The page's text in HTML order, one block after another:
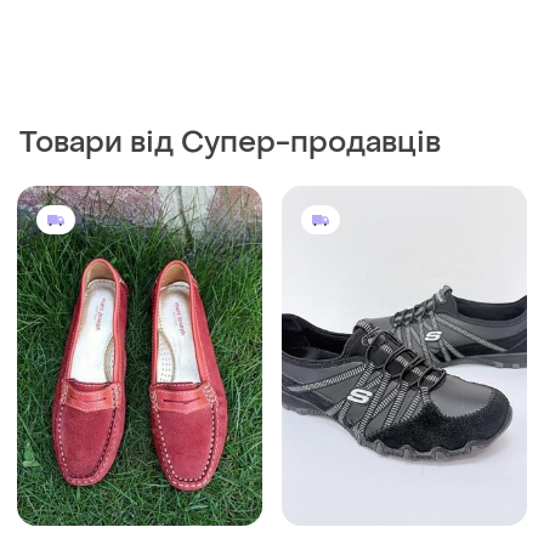
Товари від Супер-продавців